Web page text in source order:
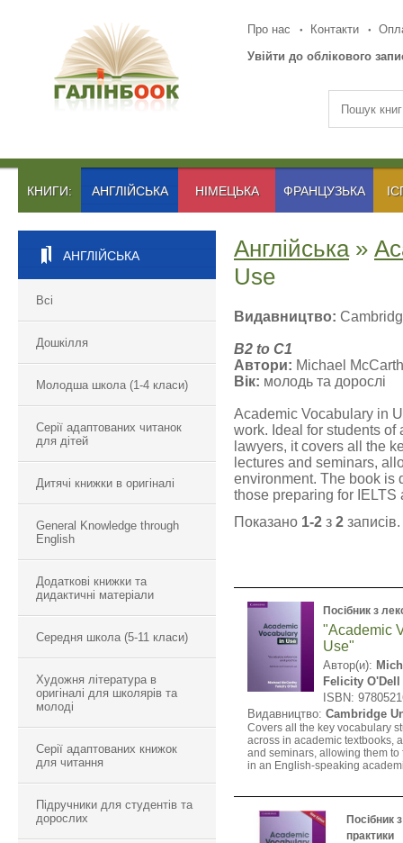
Про нас Контакти
Увійти до облікового
КНИГИ: АНГЛІЙСЬКА НІМЕЦЬКА ФРАНЦУЗЬКА
АНГЛІЙСЬКА
Всі
Дошкілля
Молодша школа (1-4 класи)
Серії адаптованих читанок
для дітей
Дитячі книжки в оригіналі
General Knowledge through
English
Додаткові книжки та
дидактичні матеріали
Середня школа (5-11 класи)
Художня література в
оригіналі для школярів та
молоді
Серії адаптованих книжок
для читання
Підручники для студентів та
дорослих
Англійська»
Use
Видавництво:
B2 to C1
Автори: Michael
Вік: молодь та дорослі
Academic Vocabulary in
work. Ideal for students
lawyers, it covers all the
lectures and seminars,
environment. The book is
those preparing for
Показано 1-2 з 2 записів.
Посібник з
"Academic
Use"
Автор(и):
Felicity O'Dell
ISBN:
Видавництво: Cambridge
Covers all the key vocabulary
across in academic textbooks,
and seminars, allowing them
in an English-speaking
Посібник
практики